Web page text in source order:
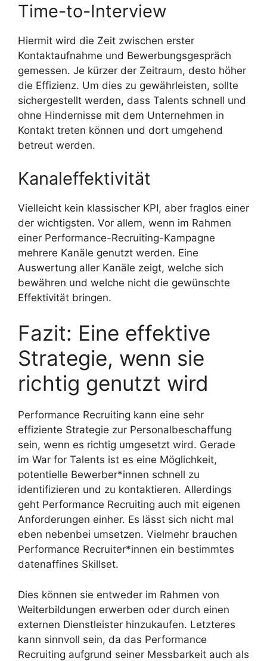
Time-to-Interview
Hiermit wird die Zeit zwischen erster
Kontaktaufnahme und Bewerbungsgespräch
gemessen. Je kürzer der Zeitraum, desto höher
die Effizienz. Um dies zu gewährleisten, sollte
sichergestellt werden, dass Talents schnell und
ohne Hindernisse mit dem Unternehmen in
Kontakt treten können und dort umgehend
betreut werden.
Kanaleffektivität
Vielleicht kein klassischer KPI, aber fraglos einer
der wichtigsten. Vor allem, wenn im Rahmen
einer Performance-Recruiting-Kampagne
mehrere Kanäle genutzt werden. Eine
Auswertung aller Kanäle zeigt, welche sich
bewähren und welche nicht die gewünschte
Effektivität bringen.
Fazit: Eine effektive
Strategie, wenn sie
richtig genutzt wird
Performance Recruiting kann eine sehr
effiziente Strategie zur Personalbeschaffung
sein, wenn es richtig umgesetzt wird. Gerade
im War for Talents ist es eine Möglichkeit,
potentielle Bewerber*innen schnell zu
identifizieren und zu kontaktieren. Allerdings
geht Performance Recruiting auch mit eigenen
Anforderungen einher. Es lässt sich nicht mal
eben nebenbei umsetzen. Vielmehr brauchen
Performance Recruiter*innen ein bestimmtes
datenaffines Skillset.
Dies können sie entweder im Rahmen von
Weiterbildungen erwerben oder durch einen
externen Dienstleister hinzukaufen. Letzteres
kann sinnvoll sein, da das Performance
Recruiting aufgrund seiner Messbarkeit auch als